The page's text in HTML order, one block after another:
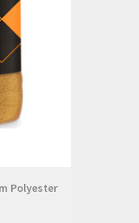
Polyester